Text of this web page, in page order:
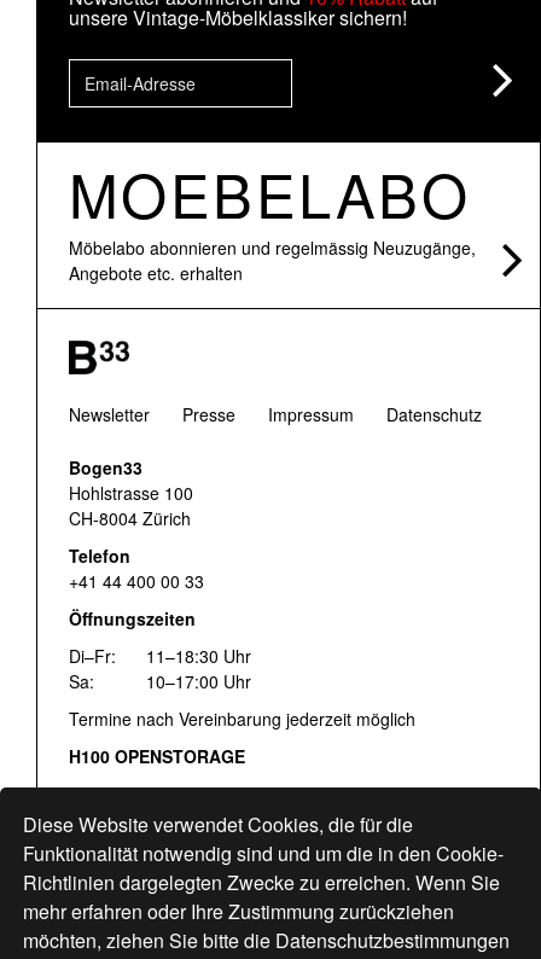
Diese Website verwendet Cookies, die für die
Funktionalität notwendig sind und um die in den Cookie-
Richtlinien dargelegten Zwecke zu erreichen. Wenn Sie
mehr erfahren oder Ihre Zustimmung zurückziehen
möchten, ziehen Sie bitte die Datenschutzbestimmungen
unsere Vintage-Möbelklassiker sichern!
MOEBELABO
Möbelabo abonnieren und regelmässig Neuzugänge,
Angebote etc. erhalten
Newsletter Presse Impressum Datenschutz
Bogen33
Hohlstrasse 100
CH-8004 Zürich
Telefon
+41 44 400 00 33
Öffnungszeiten
Di–Fr:
11–18:30 Uhr
Sa:
10–17:00 Uhr
Termine nach Vereinbarung jederzeit möglich
H100 OPENSTORAGE
Fr:
16:00–18:30 Uhr
Sa: 12:00–17:00 Uhr
Hohlstrasse 122
www.bogen33.ch